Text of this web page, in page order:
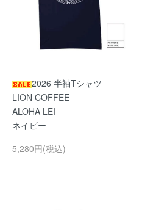
2026 半袖Tシャツ
LION COFFEE
ALOHA LEI
ネイビー
5,280円(税込)